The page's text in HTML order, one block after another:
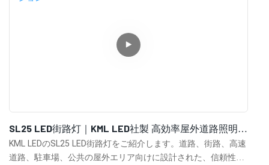
FL20は、高輝度、均一な配光、そして卓越した信頼性が求めら
れるプロジェクトに最適なソリューションです。
SL25 LED街路灯｜KML LED社製 高効率屋外道路照明ソ
リューション
KML LEDのSL25 LED街路灯をご紹介します。道路、街路、高速
道路、駐車場、公共の屋外エリア向けに設計された、信頼性が